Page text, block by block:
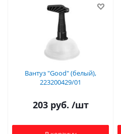
Вантуз "Good" (белый),
223200429/01
203руб. /шт